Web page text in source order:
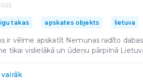
takas apskates objekts lietuva
ir vēlme apskatīt Nemunas radīto
tikai vislielākā un ūdeņu pārpilnā